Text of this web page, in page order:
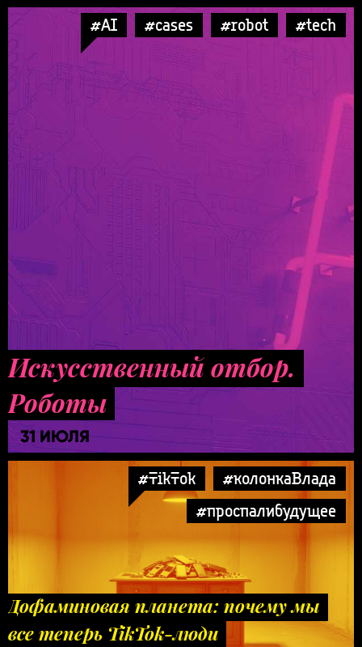
#AI #cases #robot #tech
Искусственный отбор.
Роботы
31 ИЮЛЯ
#TikTok
#колонкаВлада
#проспалибудущее
Дофаминовая планета: почему мы
все теперь TikTok-люди